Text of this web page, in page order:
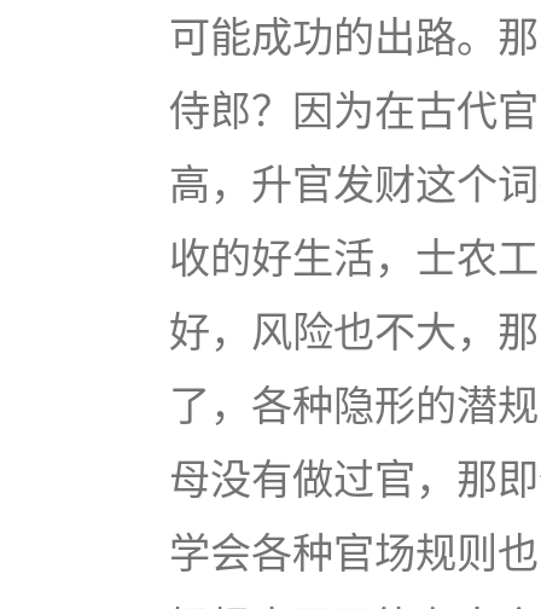
可能成功的出路。
侍郎？因为在古代
高，升官发财这个
收的好生活，士农
好，风险也不大，
了，各种隐形的潜
母没有做过官，那
学会各种官场规则